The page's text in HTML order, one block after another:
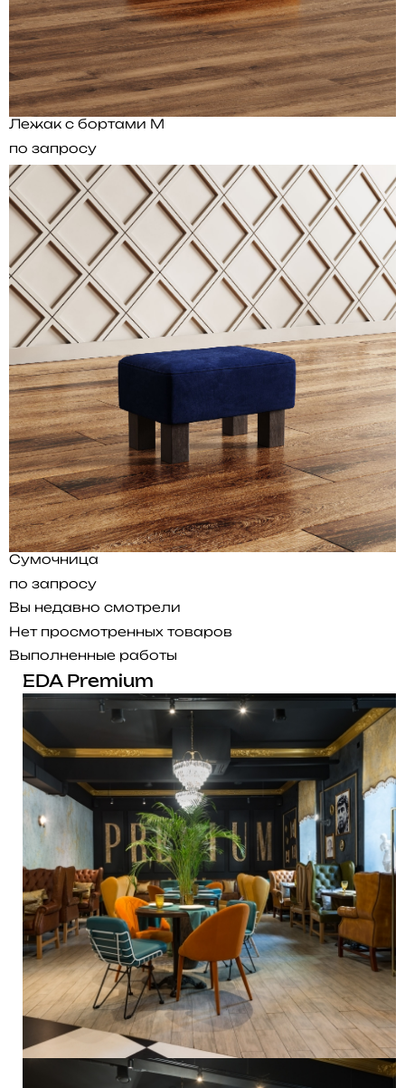
Лежак с бортами M
по запросу
Сумочница
по запросу
Вы недавно смотрели
Нет просмотренных товаров
Выполненные работы
EDA Premium